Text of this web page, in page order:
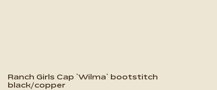
Ranch Girls Cap `Wilma` bootstitch
black/copper